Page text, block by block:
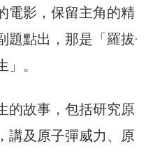
電影，保留主角的精
點出，那是「羅拔·
。
的故事，包括研究原
講及原子彈威力、原